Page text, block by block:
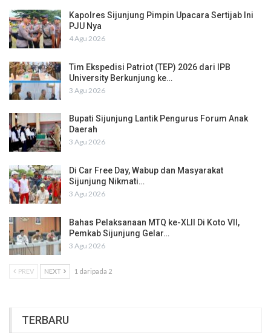
Kapolres Sijunjung Pimpin Upacara Sertijab Ini
PJU Nya
4 Agu 2026
Tim Ekspedisi Patriot (TEP) 2026 dari IPB
University Berkunjung ke…
3 Agu 2026
Bupati Sijunjung Lantik Pengurus Forum Anak
Daerah
3 Agu 2026
Di Car Free Day, Wabup dan Masyarakat
Sijunjung Nikmati…
3 Agu 2026
Bahas Pelaksanaan MTQ ke-XLII Di Koto VII,
Pemkab Sijunjung Gelar…
3 Agu 2026
PREV NEXT 1 daripada 2
TERBARU